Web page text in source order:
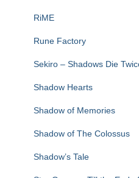
RiME
Rune Factory
Sekiro – Shadows Die
Shadow Hearts
Shadow of Memories
Shadow of The Colossus
Shadow’s Tale